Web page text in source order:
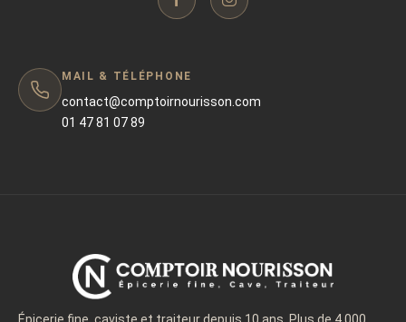
MAIL & TÉLÉPHONE
contact@comptoirnourisson.com
01 47 81 07 89